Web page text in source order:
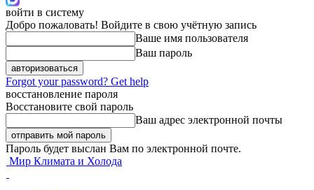
войти в систему
Добро пожаловать! Войдите в свою учётную запись
Ваше имя пользователя
Ваш пароль
Forgot your password? Get help
восстановление пароля
Восстановите свой пароль
Ваш адрес электронной почты
Пароль будет выслан Вам по электронной почте.
Мир Климата и Холода